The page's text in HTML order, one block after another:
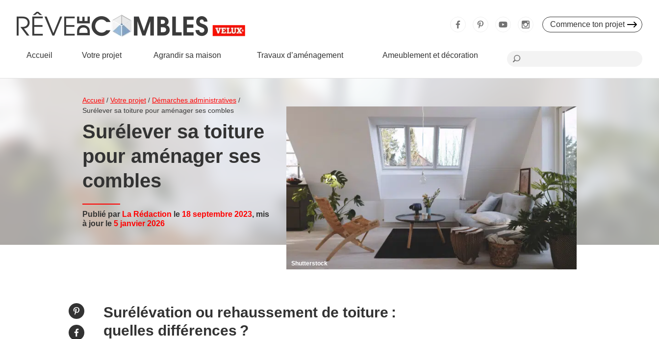
Accueil Votre projet Agrandir sa maison Travaux d’aménagement Ameublement et décoration
Commence ton projet
Accueil / Votre projet / Démarches administratives /
Surélever sa toiture pour aménager ses combles
Surélever sa toiture
pour aménager ses
combles
Publié par La Rédaction le 18 septembre 2023, mis
à jour le 5 janvier 2026
Shutterstock
Surélévation ou rehaussement de toiture :
quelles différences ?